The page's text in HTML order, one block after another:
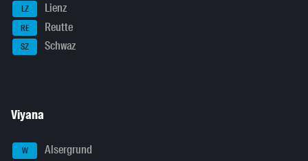
LZ Lienz
RE Reutte
SZ Schwaz
Viyana
W Alsergrund